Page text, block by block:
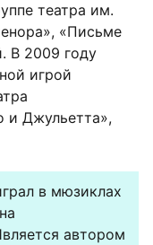
театра им.
«Письме
В 2009 году
игрой
и Джульетта»,
в мюзиклах
автором